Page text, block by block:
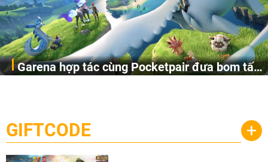
Garena hợp tác cùng Pocketpair đưa bom tấn
cầu, theo giấy phép chính thức từ công ty game Nhật Bản
Pocketpair, Inc.
GIFTCODE +